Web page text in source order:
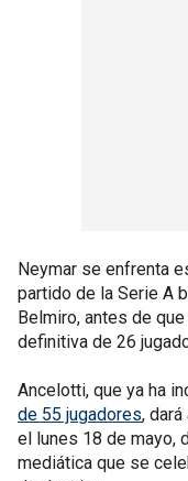
Neymar se enfrenta
partido de la Serie A
Belmiro, antes de
definitiva de 26
Ancelotti, que ya ha
de 55 jugadores,
el lunes 18 de mayo,
mediática que se